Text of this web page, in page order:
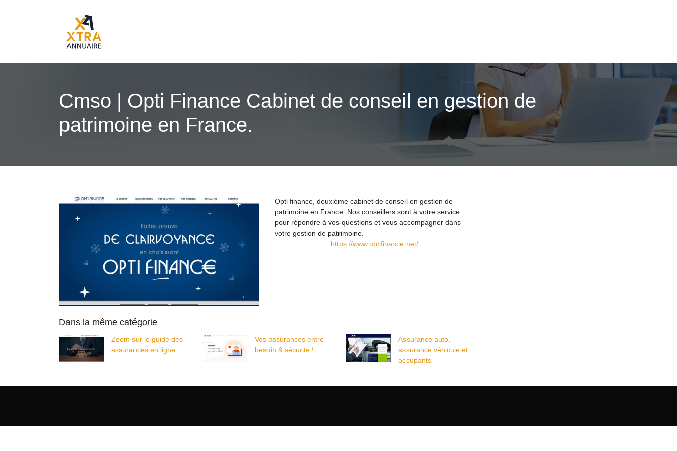
Cmso | Opti Finance Cabinet de conseil en gestion de
patrimoine en France.
Opti finance, deuxième cabinet de conseil en gestion de
patrimoine en France. Nos conseillers sont à votre service
pour répondre à vos questions et vous accompagner dans
votre gestion de patrimoine.
https://www.optifinance.net/
Dans la même catégorie
Zoom sur le guide des
assurances en ligne
Vos assurances entre
besoin & sécurité !
Assurance auto,
assurance véhicule et
occupants